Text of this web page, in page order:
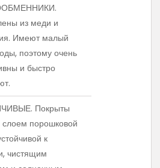
из меди и
Имеют малый
поэтому очень
и быстро
Покрыты
слоем порошковой
к
чистящим